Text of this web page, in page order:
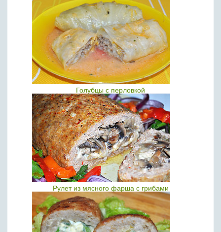
Голубцы с перловкой
Рулет из мясного фарша с грибами